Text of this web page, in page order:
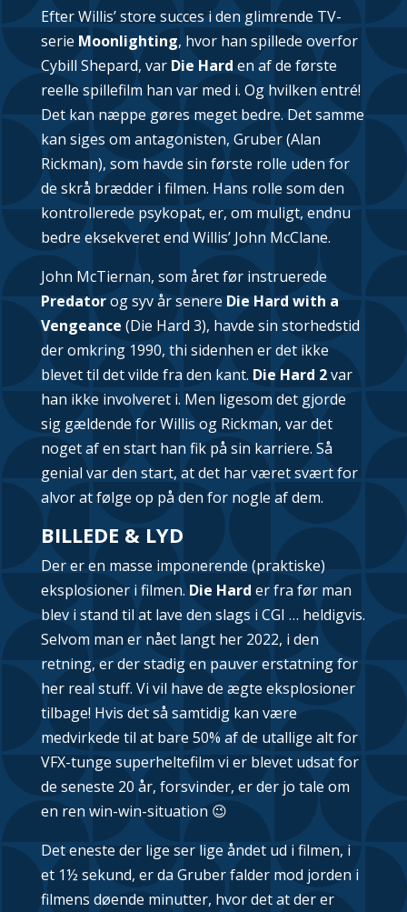
Efter Willis’ store succes i den glimrende TV-
serie Moonlighting, hvor han spillede overfor
Cybill Shepard, var Die Hard en af de første
reelle spillefilm han var med i. Og hvilken entré!
Det kan næppe gøres meget bedre. Det samme
kan siges om antagonisten, Gruber (Alan
Rickman), som havde sin første rolle uden for
de skrå brædder i filmen. Hans rolle som den
kontrollerede psykopat, er, om muligt, endnu
bedre eksekveret end Willis’ John McClane.
John McTiernan, som året før instruerede
Predatorog syv år senere Die Hard with a
Vengeance (Die Hard 3), havde sin storhedstid
der omkring 1990, thi sidenhen er det ikke
blevet til det vilde fra den kant. Die Hard 2var
han ikke involveret i. Men ligesom det gjorde
sig gældende for Willis og Rickman, var det
noget af en start han fik på sin karriere. Så
genial var den start, at det har været svært for
alvor at følge op på den for nogle af dem.
BILLEDE & LYD
Der er en masse imponerende (praktiske)
eksplosioner i filmen. Die Hard er fra før man
blev i stand til at lave den slags i CGI … heldigvis.
Selvom man er nået langt her 2022, i den
retning, er der stadig en pauver erstatning for
her real stuff. Vi vil have de ægte eksplosioner
tilbage! Hvis det så samtidig kan være
medvirkede til at bare 50% af de utallige alt for
VFX-tunge superheltefilm vi er blevet udsat for
de seneste 20 år, forsvinder, er der jo tale om
en ren win-win-situation 😉
Det eneste der lige ser lige åndet ud i filmen, i
et 1½ sekund, er da Gruber falder mod jorden i
filmens døende minutter, hvor det at der er